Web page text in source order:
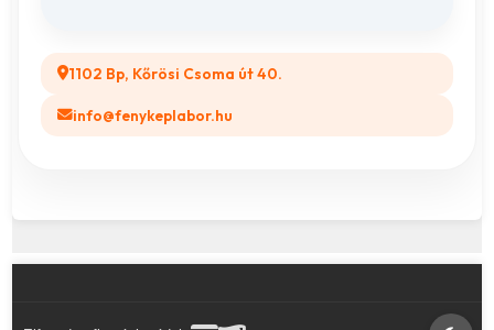
1102 Bp, Kőrösi Csoma út 40.
info@fenykeplabor.hu